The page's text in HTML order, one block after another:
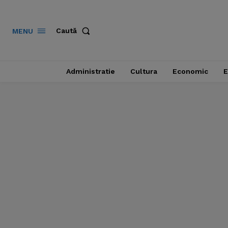
MENU Caută
Administratie Cultura Economic